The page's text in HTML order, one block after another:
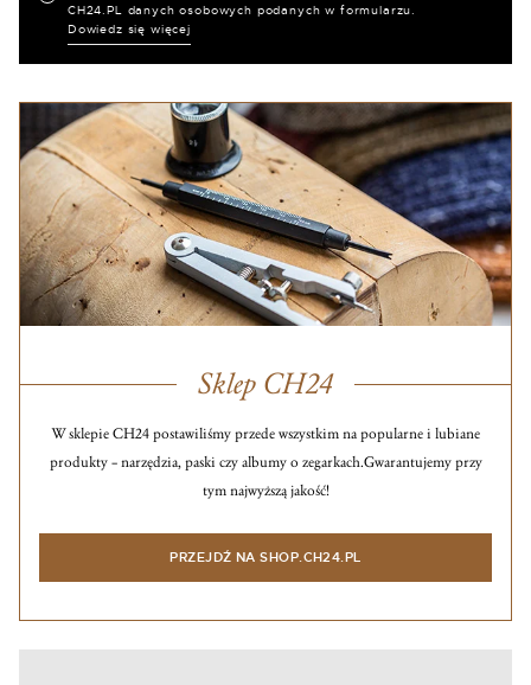
CH24.PL danych osobowych podanych w formularzu.
Dowiedz się więcej
Sklep CH24
W sklepie CH24 postawiliśmy przede wszystkim na popularne i lubiane
produkty – narzędzia, paski czy albumy o zegarkach.Gwarantujemy przy
tym najwyższą jakość!
PRZEJDŹ NA SHOP.CH24.PL